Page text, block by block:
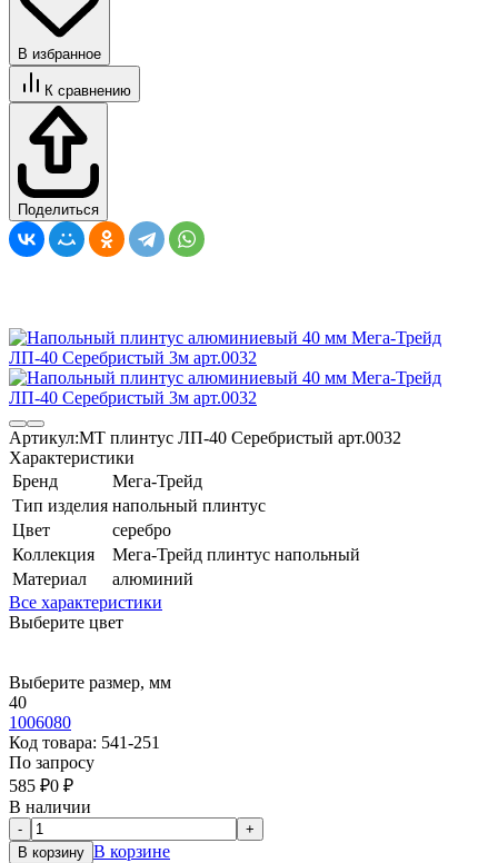
В избранное
К сравнению
Поделиться
Артикул:МТ плинтус ЛП-40 Серебристый арт.0032
Характеристики
Бренд
Мега-Трейд
Тип изделия напольный плинтус
Цвет
серебро
Коллекция
Мега-Трейд плинтус напольный
Материал
алюминий
Все характеристики
Выберите цвет
Выберите размер, мм
40
1006080
Код товара: 541-251
По запросу
585 ₽0 ₽
В наличии
-
+
В корзину В корзине